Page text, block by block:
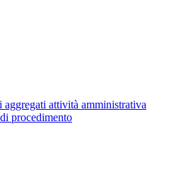
aggregati attività amministrativa
procedimento